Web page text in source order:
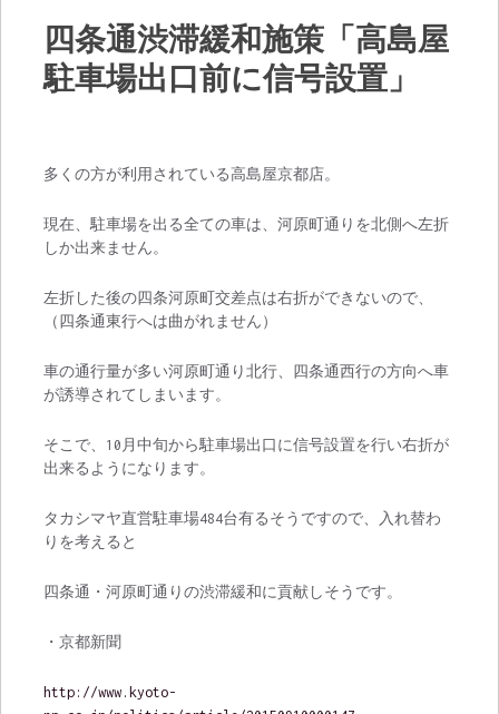
四条通渋滞緩和施策「高島屋
駐車場出口前に信号設置」
多くの方が利用されている高島屋京都店。
現在、駐車場を出る全ての車は、河原町通りを北側へ左折
しか出来ません。
左折した後の四条河原町交差点は右折ができないので、
（四条通東行へは曲がれません）
車の通行量が多い河原町通り北行、四条通西行の方向へ車
が誘導されてしまいます。
そこで、10月中旬から駐車場出口に信号設置を行い右折が
出来るようになります。
タカシマヤ直営駐車場484台有るそうですので、入れ替わ
りを考えると
四条通・河原町通りの渋滞緩和に貢献しそうです。
・京都新聞
http://www.kyoto-